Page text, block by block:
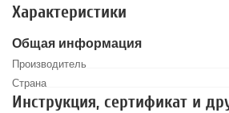
Характеристики
Общая информация
Производитель
Страна
Инструкция, сертификат и